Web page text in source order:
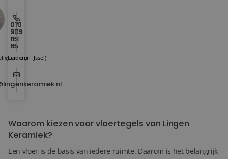
071
579
43
55
(Leiden)
010
202
15
15
aan den IJssel)
Waarom kiezen voor vloertegels van Lingen
Keramiek?
Een vloer is de basis van iedere ruimte. Daarom is het belangrijk